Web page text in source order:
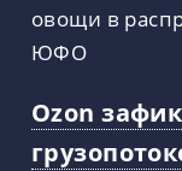
овощи в
ЮФО
Ozon